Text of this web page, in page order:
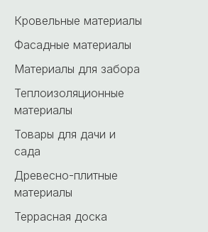
Кровельные материалы
Фасадные материалы
Материалы для забора
Теплоизоляционные
материалы
Товары для дачи и
сада
Древесно-плитные
материалы
Террасная доска